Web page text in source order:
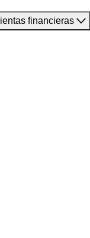
financieras